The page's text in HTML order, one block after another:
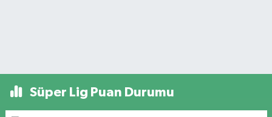
Süper Lig Puan Durumu